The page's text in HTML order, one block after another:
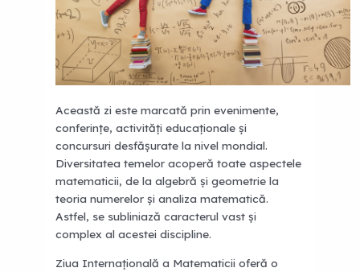
Această zi este marcată prin evenimente,
conferințe, activități educaționale și
concursuri desfășurate la nivel mondial.
Diversitatea temelor acoperă toate aspectele
matematicii, de la algebră și geometrie la
teoria numerelor și analiza matematică.
Astfel, se subliniază caracterul vast și
complex al acestei discipline.
Ziua Internațională a Matematicii oferă o